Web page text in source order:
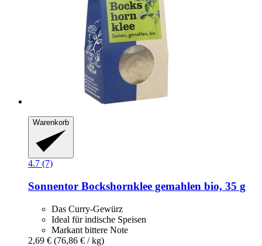
Warenkorb
4.7 (7)
Sonnentor Bockshornklee gemahlen bio, 35 g
Das Curry-Gewürz
Ideal für indische Speisen
Markant bittere Note
2,69 € (76,86 € / kg)